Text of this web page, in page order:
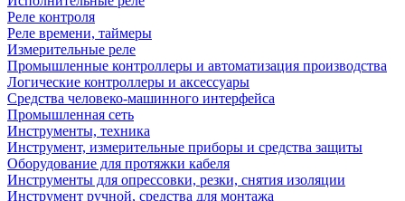
Реле контроля
Реле времени, таймеры
Измерительные реле
Промышленные контроллеры и автоматизация производства
Логические контроллеры и аксессуары
Средства человеко-машинного интерфейса
Промышленная сеть
Инструменты, техника
Инструмент, измерительные приборы и средства защиты
Оборудование для протяжки кабеля
Инструменты для опрессовки, резки, снятия изоляции
Инструмент ручной, средства для монтажа